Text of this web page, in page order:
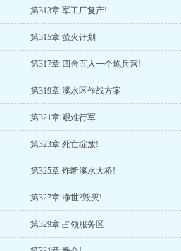
第313章 军工厂复产!
第315章 萤火计划
第317章 四舍五入一个炮兵营!
第319章 溪水区作战方案
第321章 艰难行军
第323章 死亡绽放!
第325章 炸断溪水大桥!
第327章 净世?毁灭!
第329章 占领服务区